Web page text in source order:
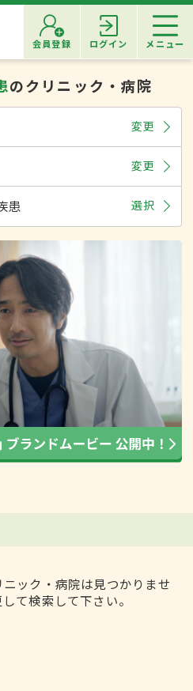
会員登録 ログイン メニュー
のクリニック・病院
変更
変更
患 選択
ック・病院は見つかりませ
て検索して下さい。